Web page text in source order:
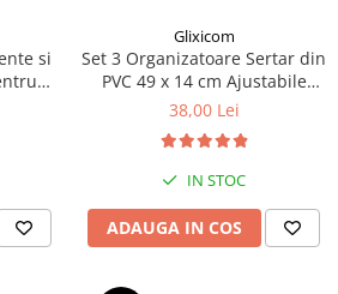
si
si
Glixicom
Set 3 Organizatoare Sertar din
PVC 49 x 14 cm Ajustabile
Manual
38,00 Lei
IN STOC
ADAUGA IN COS